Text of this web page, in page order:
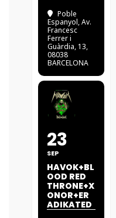
Poble
Espanyol, Av.
Francesc
Ferrer i
Guàrdia, 13,
08038
BARCELONA
23
SEP
HAVOK+BL
OOD RED
THRONE+X
ONOR+ER
ADIKATED